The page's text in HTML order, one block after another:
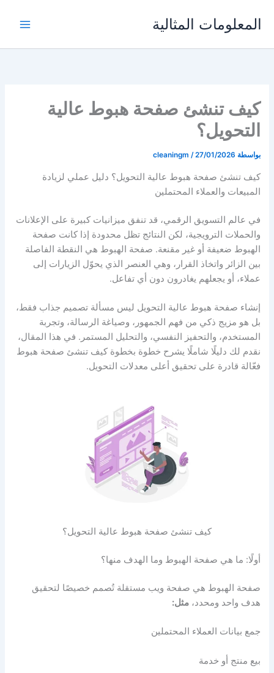
المعلومات المثالية
كيف تنشئ صفحة هبوط عالية
التحويل؟
بواسطة cleaningm /27/01/2026
كيف تنشئ صفحة هبوط عالية التحويل؟ دليل عملي لزيادة
المبيعات والعملاء المحتملين
في عالم التسويق الرقمي، قد تنفق ميزانيات كبيرة على الإعلانات
والحملات الترويجية، لكن النتائج تظل محدودة إذا كانت صفحة
الهبوط ضعيفة أو غير مقنعة. صفحة الهبوط هي النقطة الفاصلة
بين الزائر واتخاذ القرار، وهي العنصر الذي يحوّل الزيارات إلى
عملاء، أو يجعلهم يغادرون دون أي تفاعل.
إنشاء صفحة هبوط عالية التحويل ليس مسألة تصميم جذاب فقط،
بل هو مزيج ذكي من فهم الجمهور، وصياغة الرسالة، وتجربة
المستخدم، والتحفيز النفسي، والتحليل المستمر. في هذا المقال،
نقدم لك دليلًا شاملًا يشرح خطوة بخطوة كيف تنشئ صفحة هبوط
فعّالة قادرة على تحقيق أعلى معدلات التحويل.
كيف تنشئ صفحة هبوط عالية التحويل؟
أولًا: ما هي صفحة الهبوط وما الهدف منها؟
صفحة الهبوط هي صفحة ويب مستقلة تُصمم خصيصًا لتحقيق
هدف واحد ومحدد،مثل:
جمع بيانات العملاء المحتملين
بيع منتج أو خدمة